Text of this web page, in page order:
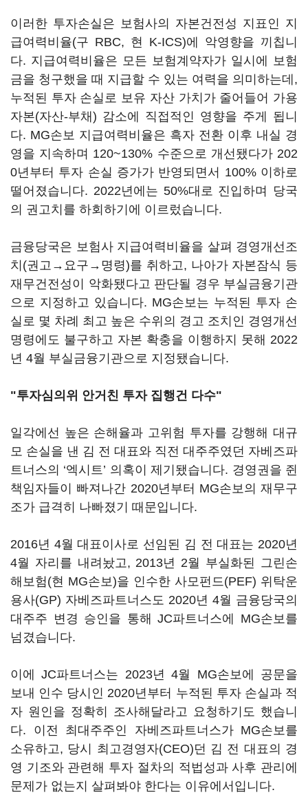
이러한 투자손실은 보험사의 자본건전성 지표인 지
급여력비율(구 RBC, 현 K-ICS)에 악영향을 끼칩니
다. 지급여력비율은 모든 보험계약자가 일시에 보험
금을 청구했을 때 지급할 수 있는 여력을 의미하는데,
누적된 투자 손실로 보유 자산 가치가 줄어들어 가용
자본(자산-부채) 감소에 직접적인 영향을 주게 됩니
다. MG손보 지급여력비율은 흑자 전환 이후 내실 경
영을 지속하며 120~130% 수준으로 개선됐다가 202
0년부터 투자 손실 증가가 반영되면서 100% 이하로
떨어졌습니다. 2022년에는 50%대로 진입하며 당국
의 권고치를 하회하기에 이르렀습니다.
금융당국은 보험사 지급여력비율을 살펴 경영개선조
치(권고→요구→명령)를 취하고, 나아가 자본잠식 등
재무건전성이 악화됐다고 판단될 경우 부실금융기관
으로 지정하고 있습니다. MG손보는 누적된 투자 손
실로 몇 차례 최고 높은 수위의 경고 조치인 경영개선
명령에도 불구하고 자본 확충을 이행하지 못해 2022
년 4월 부실금융기관으로 지정됐습니다.
"투자심의위 안거친 투자 집행건 다수"
일각에선 높은 손해율과 고위험 투자를 강행해 대규
모 손실을 낸 김 전 대표와 직전 대주주였던 자베즈파
트너스의 ‘엑시트’ 의혹이 제기됐습니다. 경영권을 쥔
책임자들이 빠져나간 2020년부터 MG손보의 재무구
조가 급격히 나빠졌기 때문입니다.
2016년 4월 대표이사로 선임된 김 전 대표는 2020년
4월 자리를 내려놨고, 2013년 2월 부실화된 그린손
해보험(현 MG손보)을 인수한 사모펀드(PEF) 위탁운
용사(GP) 자베즈파트너스도 2020년 4월 금융당국의
대주주 변경 승인을 통해 JC파트너스에 MG손보를
넘겼습니다.
이에 JC파트너스는 2023년 4월 MG손보에 공문을
보내 인수 당시인 2020년부터 누적된 투자 손실과 적
자 원인을 정확히 조사해달라고 요청하기도 했습니
다. 이전 최대주주인 자베즈파트너스가 MG손보를
소유하고, 당시 최고경영자(CEO)던 김 전 대표의 경
영 기조와 관련해 투자 절차의 적법성과 사후 관리에
문제가 없는지 살펴봐야 한다는 이유에서입니다.